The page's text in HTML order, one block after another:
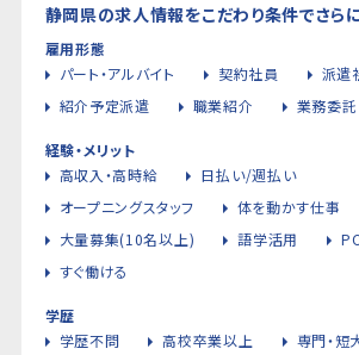
静岡県の求人情報をこだわり条件でさら
雇用形態
パート・アルバイト
契約社員
派遣
紹介予定派遣
職業紹介 業務委託
経験・メリット
高収入・高時給
日払い/週払い
オープニングスタッフ
体を動かす仕事
大量募集(10名以上)
語学活用
すぐ働ける
学歴
学歴不問
高校卒業以上
専門・短